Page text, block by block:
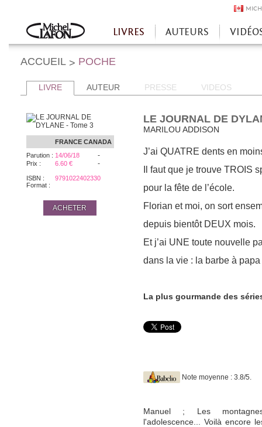
Accueil
LIVRES AUTEURS
ACCUEIL > POCHE
LIVRE AUTEUR PRESSE VIDEOS
FRANCE CANADA
Parution : 14/06/18 -
Prix : 6.60 € -
ISBN :
9791022402330
Format :
ACHETER
LE JOURNAL DE
MARILOU ADDISON
J’ai QUATRE dents en
Il faut que je trouve TROIS
pour la fête de l’école.
Florian et moi, on sort
depuis bientôt DEUX mois.
Et j’ai UNE toute nouvelle
dans la vie : la barbe à papa
La plus gourmande des
Note moyenne : 3.8/5.
Manuel ; Les
l'adolescence... Voilà encore